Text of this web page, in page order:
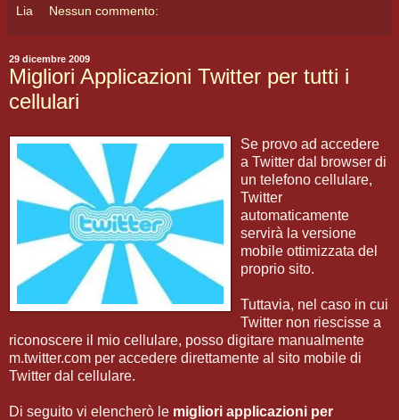
Lia Nessun commento:
29 dicembre 2009
Migliori Applicazioni Twitter per tutti i
cellulari
Se provo ad accedere
a Twitter dal browser di
un telefono cellulare,
Twitter
automaticamente
servirà la versione
mobile ottimizzata del
proprio sito.
Tuttavia, nel caso in cui
Twitter non riescisse a
riconoscere il mio cellulare, posso digitare manualmente
m.twitter.com per accedere direttamente al sito mobile di
Twitter dal cellulare.
Di seguito vi elencherò le migliori applicazioni per